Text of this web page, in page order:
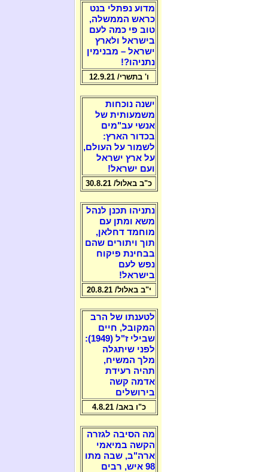
מדוע נפתלי בנט
כראש הממשלה,
טוב פי כמה לעם
בישראל ולארץ
ישראל – מבנימין
נתניהו?!
ו' בתשרי/ 12.9.21
ישנה נוכחות
משמעותית של
אנשי עב"מים
בכדור הארץ:
לשמור על העולם,
על ארץ ישראל
ועם ישראל!
כ"ב באלול/ 30.8.21
נתניהו תכנן לנהל
משא ומתן עם
מוחמד דחלאן,
תוך ויתורים שהם
בבחינת פיקוח
נפש לעם
בישראל!
י"ב באלול/ 20.8.21
לטענתו של הרב
המקובל, חיים
שבילי ז"ל (1949):
לפני שיתגלה
מלך המשיח,
תהיה רעידת
אדמה קשה
בירושלים
כ"ו באב/ 4.8.21
מה הסיבה לגזרה
הקשה במיאמי
ארה"ב, שבה מתו
98 איש, רבים